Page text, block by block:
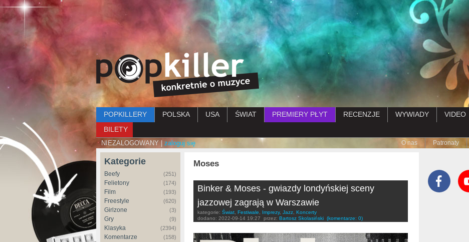
Przejdź do treści
Menu główne
POPKILLERY POLSKA USA ŚWIAT PREMIERY PŁYT RECENZJE WYWIADY
VIDEO
BILETY
NIEZALOGOWANY | zaloguj się Submenu
O nas Patronaty
Kategorie
Beefy (251)
Felietony (174)
Film (193)
Freestyle (620)
Girlzone (3)
Gry (9)
Klasyka (2394)
Komentarze (158)
Moses
Binker & Moses - gwiazdy londyńskiej sceny
jazzowej zagrają w Warszawie
kategorie: Świat Festiwale Imprezy, Jazz Koncerty
dodano: 2022-09-14 19:27 przez: Bartosz Skolasiński (komentarze: 0)